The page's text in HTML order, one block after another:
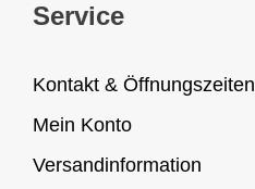
Service
Kontakt & Öffnungszeiten
Mein Konto
Versandinformation